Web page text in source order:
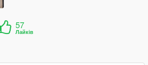
57
Лайків